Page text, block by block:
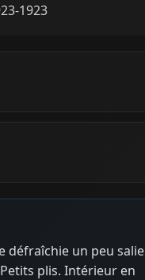
1923
défraîchie un peu
plis. Intérieur en